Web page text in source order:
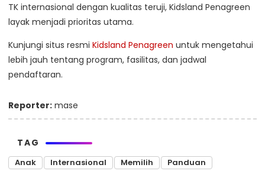
TK internasional dengan kualitas teruji, Kidsland Penagreen
layak menjadi prioritas utama.
Kunjungi situs resmi Kidsland Penagreen untuk mengetahui
lebih jauh tentang program, fasilitas, dan jadwal
pendaftaran.
Reporter: mase
TAG
Anak Internasional Memilih
Panduan